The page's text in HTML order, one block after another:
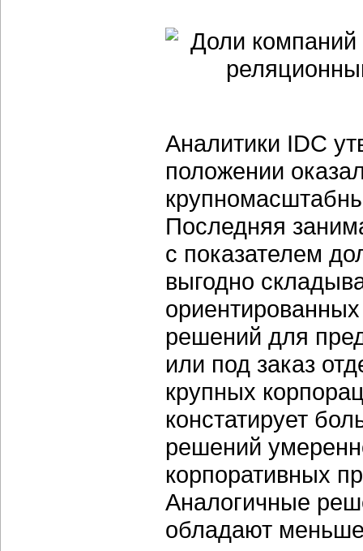
Аналитики IDC
положении
Последняя
с показателем
выгодно
решений для
или под заказ
крупных
констатирует
решений
корпоративных
Аналогичные
обладают